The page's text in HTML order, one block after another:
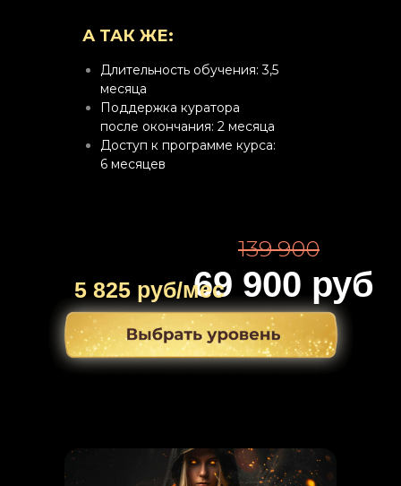
Длительность обучения: 3,5
месяца
Поддержка куратора
после окончания: 2 месяца
Доступ к программе курса:
6 месяцев
А ТАК ЖЕ:
69 900 руб
139 900
5 825 руб/мес